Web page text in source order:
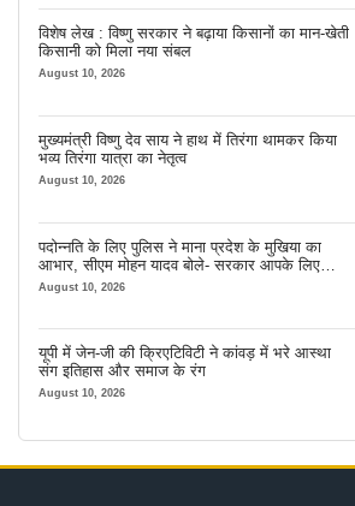
विशेष लेख : विष्णु सरकार ने बढ़ाया किसानों का मान-खेती
किसानी को मिला नया संबल
August 10, 2026
मुख्यमंत्री विष्णु देव साय ने हाथ में तिरंगा थामकर किया
भव्य तिरंगा यात्रा का नेतृत्व
August 10, 2026
पदोन्नति के लिए पुलिस ने माना प्रदेश के मुखिया का
आभार, सीएम मोहन यादव बोले- सरकार आपके लिए
सबकुछ करेगी
August 10, 2026
यूपी में जेन-जी की क्रिएटिविटी ने कांवड़ में भरे आस्था
संग इतिहास और समाज के रंग
August 10, 2026